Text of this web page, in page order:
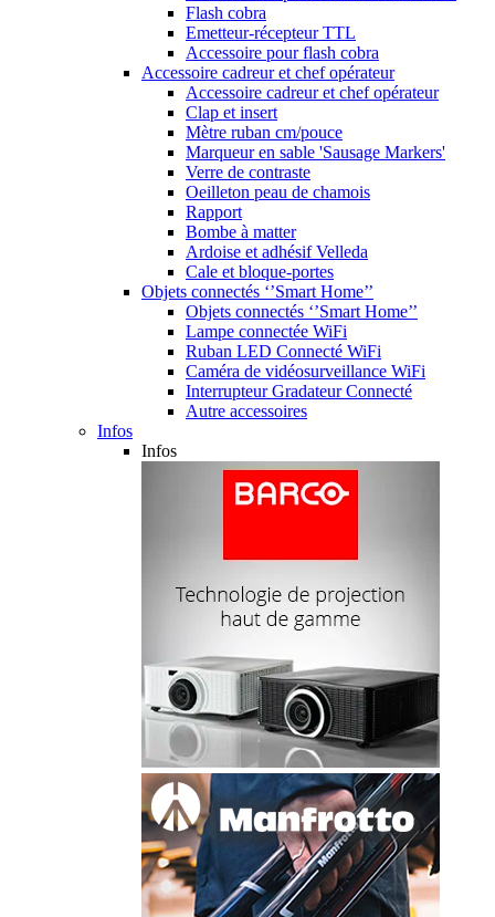
Flash cobra
Emetteur-récepteur TTL
Accessoire pour flash cobra
Accessoire cadreur et chef opérateur
Accessoire cadreur et chef opérateur
Clap et insert
Mètre ruban cm/pouce
Marqueur en sable 'Sausage Markers'
Verre de contraste
Oeilleton peau de chamois
Rapport
Bombe à matter
Ardoise et adhésif Velleda
Cale et bloque-portes
Objets connectés ‘’Smart Home’’
Objets connectés ‘’Smart Home’’
Lampe connectée WiFi
Ruban LED Connecté WiFi
Caméra de vidéosurveillance WiFi
Interrupteur Gradateur Connecté
Autre accessoires
Infos
Infos